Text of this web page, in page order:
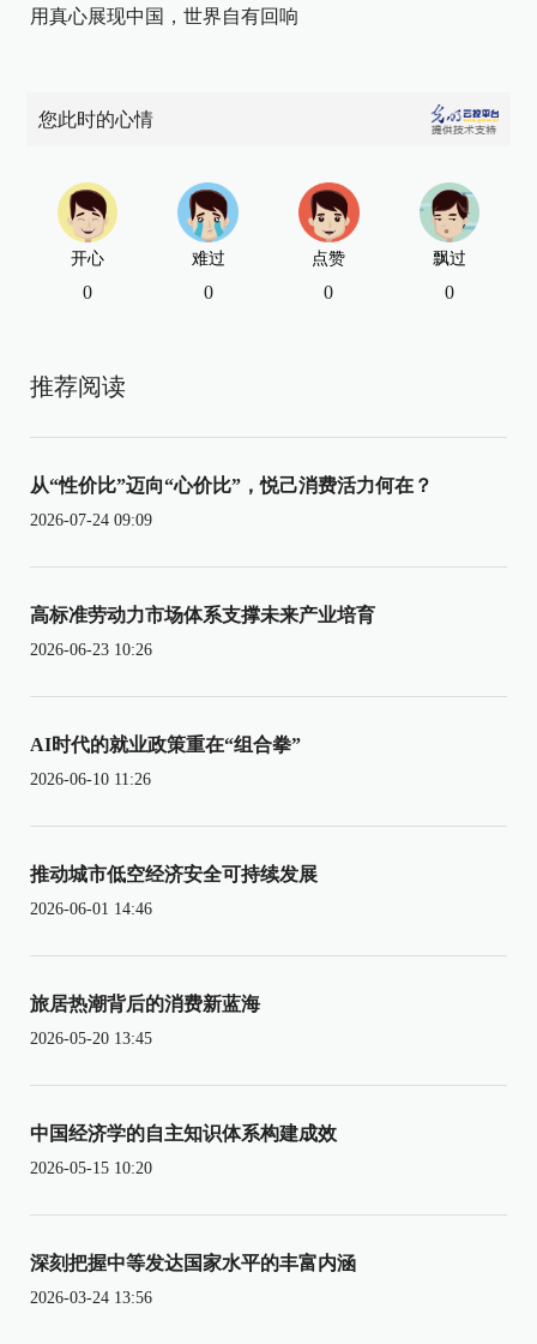
用真心展现中国，世界自有回响
您此时的心情
开心
0
难过
0
点赞
0
飘过
0
推荐阅读
从“性价比”迈向“心价比”，悦己消费活力何在？
2026-07-24 09:09
高标准劳动力市场体系支撑未来产业培育
2026-06-23 10:26
AI时代的就业政策重在“组合拳”
2026-06-10 11:26
推动城市低空经济安全可持续发展
2026-06-01 14:46
旅居热潮背后的消费新蓝海
2026-05-20 13:45
中国经济学的自主知识体系构建成效
2026-05-15 10:20
深刻把握中等发达国家水平的丰富内涵
2026-03-24 13:56